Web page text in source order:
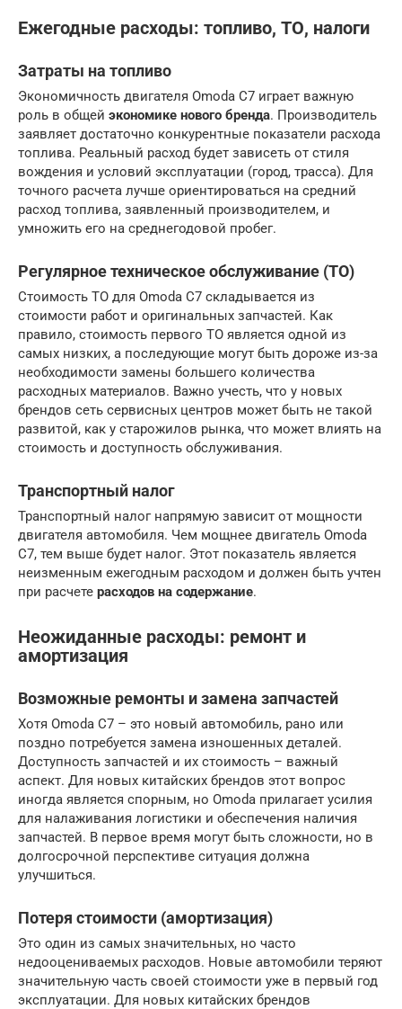
Ежегодные расходы: топливо, ТО, налоги
Затраты на топливо
Экономичность двигателя Omoda C7 играет важную
роль в общей экономике нового бренда. Производитель
заявляет достаточно конкурентные показатели расхода
топлива. Реальный расход будет зависеть от стиля
вождения и условий эксплуатации (город, трасса). Для
точного расчета лучше ориентироваться на средний
расход топлива, заявленный производителем, и
умножить его на среднегодовой пробег.
Регулярное техническое обслуживание (ТО)
Стоимость ТО для Omoda C7 складывается из
стоимости работ и оригинальных запчастей. Как
правило, стоимость первого ТО является одной из
самых низких, а последующие могут быть дороже из-за
необходимости замены большего количества
расходных материалов. Важно учесть, что у новых
брендов сеть сервисных центров может быть не такой
развитой, как у старожилов рынка, что может влиять на
стоимость и доступность обслуживания.
Транспортный налог
Транспортный налог напрямую зависит от мощности
двигателя автомобиля. Чем мощнее двигатель Omoda
C7, тем выше будет налог. Этот показатель является
неизменным ежегодным расходом и должен быть учтен
при расчете расходов на содержание.
Неожиданные расходы: ремонт и
амортизация
Возможные ремонты и замена запчастей
Хотя Omoda C7 – это новый автомобиль, рано или
поздно потребуется замена изношенных деталей.
Доступность запчастей и их стоимость – важный
аспект. Для новых китайских брендов этот вопрос
иногда является спорным, но Omoda прилагает усилия
для налаживания логистики и обеспечения наличия
запчастей. В первое время могут быть сложности, но в
долгосрочной перспективе ситуация должна
улучшиться.
Потеря стоимости (амортизация)
Это один из самых значительных, но часто
недооцениваемых расходов. Новые автомобили теряют
значительную часть своей стоимости уже в первый год
эксплуатации. Для новых китайских брендов